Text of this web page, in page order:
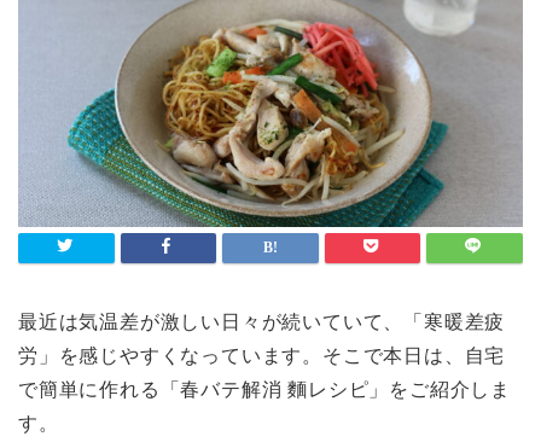
グルメ
Gourmet
ライフスタイル
Lifestyle
最近は気温差が激しい日々が続いていて、「寒暖差疲
労」を感じやすくなっています。そこで本日は、自宅
で簡単に作れる「春バテ解消 麵レシピ」をご紹介しま
す。